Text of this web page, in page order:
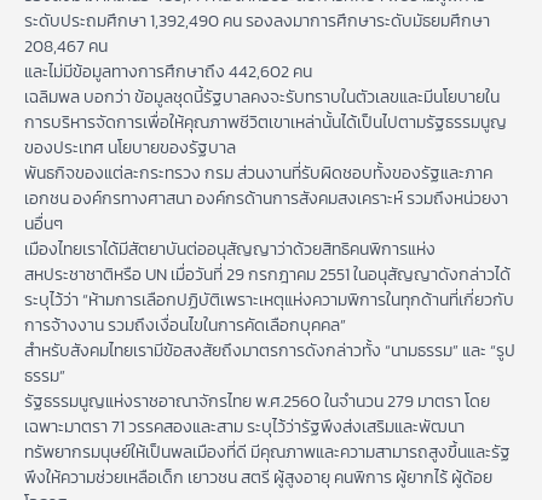
ระดับประถมศึกษา 1,392,490 คน รองลงมาการศึกษาระดับมัธยมศึกษา
208,467 คน
และไม่มีข้อมูลทางการศึกษาถึง 442,602 คน
เฉลิมพล บอกว่า ข้อมูลชุดนี้รัฐบาลคงจะรับทราบในตัวเลขและมีนโยบายใน
การบริหารจัดการเพื่อให้คุณภาพชีวิตเขาเหล่านั้นได้เป็นไปตามรัฐธรรมนูญ
ของประเทศ นโยบายของรัฐบาล
พันธกิจของแต่ละกระทรวง กรม ส่วนงานที่รับผิดชอบทั้งของรัฐและภาค
เอกชน องค์กรทางศาสนา องค์กรด้านการสังคมสงเคราะห์ รวมถึงหน่วยงา
นอื่นๆ
เมืองไทยเราได้มีสัตยาบันต่ออนุสัญญาว่าด้วยสิทธิคนพิการแห่ง
สหประชาชาติหรือ UN เมื่อวันที่ 29 กรกฎาคม 2551 ในอนุสัญญาดังกล่าวได้
ระบุไว้ว่า “ห้ามการเลือกปฏิบัติเพราะเหตุแห่งความพิการในทุกด้านที่เกี่ยวกับ
การจ้างงาน รวมถึงเงื่อนไขในการคัดเลือกบุคคล”
สำหรับสังคมไทยเรามีข้อสงสัยถึงมาตรการดังกล่าวทั้ง “นามธรรม” และ “รูป
ธรรม”
รัฐธรรมนูญแห่งราชอาณาจักรไทย พ.ศ.2560 ในจำนวน 279 มาตรา โดย
เฉพาะมาตรา 71 วรรคสองและสาม ระบุไว้ว่ารัฐพึงส่งเสริมและพัฒนา
ทรัพยากรมนุษย์ให้เป็นพลเมืองที่ดี มีคุณภาพและความสามารถสูงขึ้นและรัฐ
พึงให้ความช่วยเหลือเด็ก เยาวชน สตรี ผู้สูงอายุ คนพิการ ผู้ยากไร้ ผู้ด้อย